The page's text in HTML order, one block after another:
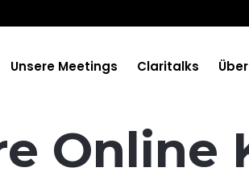
Unsere Meetings Claritalks
Online